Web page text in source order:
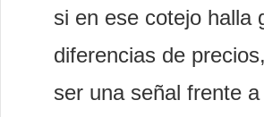
si en ese cotejo halla
diferencias de
ser una señal frente